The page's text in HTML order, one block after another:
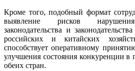
Кроме того, подобный формат
выявление рисков нарушения
законодательства и
российских и китайских
способствует оперативному
улучшения состояния конкуренции в
обеих стран.